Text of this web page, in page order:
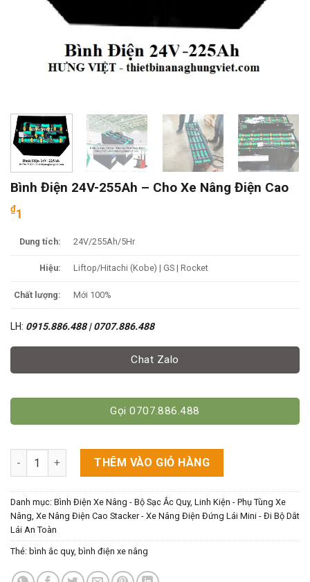
Bình Điện 24V-255Ah – Cho Xe Nâng Điện Cao
₫1
Dung tích: 24V/255Ah/5Hr
Hiệu: Liftop/Hitachi (Kobe) | GS | Rocket
Chất lượng: Mới 100%
LH: 0915.886.488 | 0707.886.488
Chat Zalo
Gọi 0707.886.488
Bình Điện 24V-255Ah - Cho Xe Nâng Điện Cao số lượng
THÊM VÀO GIỎ HÀNG
Danh mục: Bình Điện Xe Nâng - Bộ Sạc Ắc Quy, Linh Kiện - Phụ Tùng Xe
Nâng, Xe Nâng Điện Cao Stacker - Xe Nâng Điện Đứng Lái Mini - Đi Bộ Dắt
Lái An Toàn
Thẻ: bình ắc quy, bình điện xe nâng